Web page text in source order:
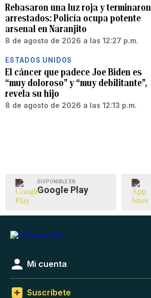
Rebasaron una luz roja y terminaron
arrestados: Policía ocupa potente
arsenal en Naranjito
8 de agosto de 2026 a las 12:27 p.m.
ESTADOS UNIDOS
El cáncer que padece Joe Biden es
“muy doloroso” y “muy debilitante”,
revela su hijo
8 de agosto de 2026 a las 12:13 p.m.
DISPONIBLE EN
Google Play
Mi cuenta
Suscríbete